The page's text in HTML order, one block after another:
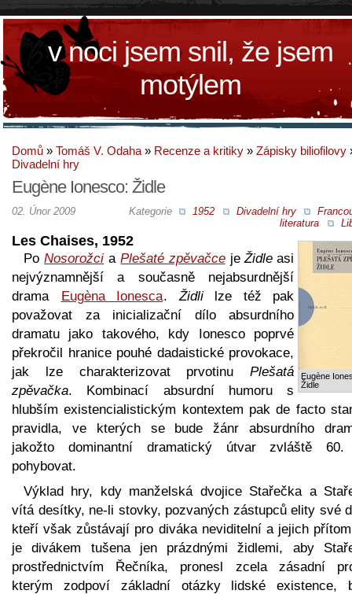
v noci jsem snil, že jsem
motýlem
Domů » Tomáš V. Odaha » Recenze a kritiky » Zápisky biliofilovy
Divadelní hry
Eugène Ionesco: Židle
Kategorie 1952 Divadelní hry
literatura
02. Únor 2009
Eugène
Židle
Les Chaises, 1952
Po Nosorožci a Plešaté zpěvačce je Židleasi
nejvýznamnější a současně nejabsurdnější
drama
Eugèna Ionesca. Židlilze též pak
považovat za inicializační dílo absurdního
dramatu jako takového, kdy Ionesco poprvé
překročil hranice pouhé dadaistické provokace,
jak lze charakterizovat prvotinu Plešatá
zpěvačka. Kombinací absurdní humoru s
hlubším existencialistickým kontextem pak de facto
pravidla, ve kterých se bude žánr absurdního
jakožto dominantní dramatický útvar zvláště
pohybovat.
Výklad hry, kdy manželská dvojice Stařečka a
vítá desítky, ne-li stovky, pozvaných zástupců elity své
kteří však zůstávají pro diváka neviditelní a jejich
je divákem tušena jen prázdnými židlemi, aby
prostřednictvím Řečníka, pronesl zcela zásadní
kterým zodpoví základní otázky lidské existence,